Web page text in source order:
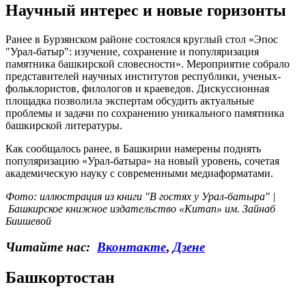
Научный интерес и новые горизонты
Ранее в Бурзянском районе состоялся круглый стол «Эпос
"Урал-батыр": изучение, сохранение и популяризация
памятника башкирской словесности». Мероприятие собрало
представителей научных институтов республики, ученых-
фольклористов, филологов и краеведов. Дискуссионная
площадка позволила экспертам обсудить актуальные
проблемы и задачи по сохранению уникального памятника
башкирской литературы.
Как сообщалось ранее, в Башкирии намерены поднять
популяризацию «Урал-батыра» на новый уровень, сочетая
академическую науку с современными медиаформатами.
Фото: иллюстрация из книги "В гостях у Урал-батыра" |
Башкирское книжное издательство «Китап» им. Зайнаб
Биишевой
Читайте нас: Вконтакте,Дзене
Башкортостан